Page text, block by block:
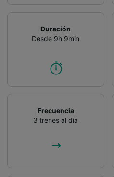
Duración
Desde 9h 9min
Frecuencia
3 trenes al día